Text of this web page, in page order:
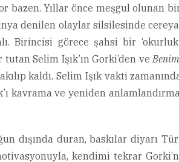
Yıllar önce meşgul olunan
denilen olaylar silsilesinde
Birincisi görece şahsi bir
Selim Işık’ın Gorki’den ve
kaldı. Selim Işık vakti
kavrama ve yeniden
dışında duran, baskılar diyarı
kendimi tekrar